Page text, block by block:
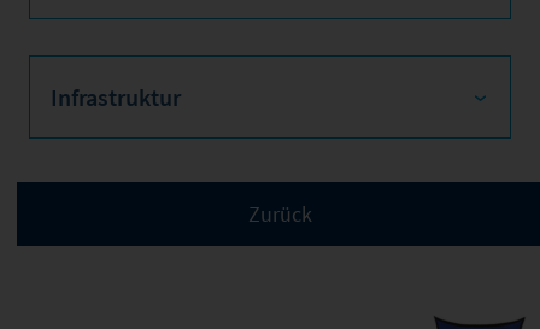
Infrastruktur